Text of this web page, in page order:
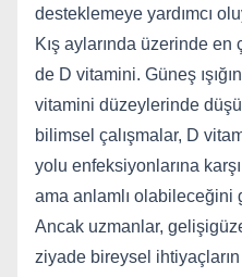
desteklemeye yardımcı
Kış aylarında üzerinde
de D vitamini. Güneş
vitamini düzeylerinde
bilimsel çalışmalar, D
yolu enfeksiyonlarına
ama anlamlı olabileceğini
Ancak uzmanlar,
ziyade bireysel